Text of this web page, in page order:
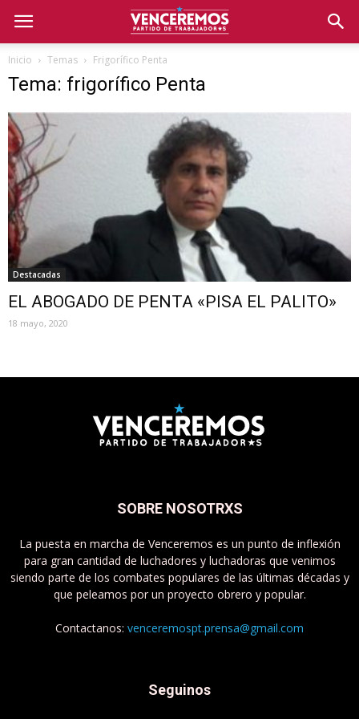
Inicio Temas Frigorífico Penta
Tema: frigorífico Penta
Destacadas
EL ABOGADO DE PENTA «PISA EL PALITO»
18 mayo, 2020
SOBRE NOSOTRXS
La puesta en marcha de Venceremos es un punto de inflexión
para gran cantidad de luchadores y luchadoras que venimos
siendo parte de los combates populares de las últimas décadas y
que peleamos por un proyecto obrero y popular.
Contactanos: venceremospt.prensa@gmail.com
Seguinos